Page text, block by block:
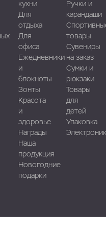
кухни
Для
отдыха
Для
офиса
Ежедневники
и
блокноты
Зонты
Красота
и
здоровье
Награды
Наша
продукция
Новогодние
подарки
Ручки и
карандаши
товары
Сувениры
на заказ
Сумки и
рюкзаки
Товары
для
детей
Упаковка